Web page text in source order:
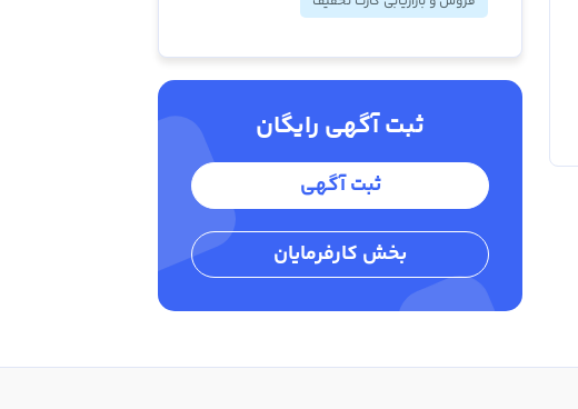
ثبت آگهی رایگان
ثبت آگهی
بخش کارفرمایان